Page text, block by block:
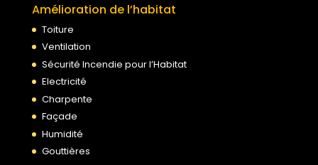
Amélioration de l’habitat
Toiture
Ventilation
Sécurité Incendie pour l’Habitat
Electricité
Charpente
Façade
Humidité
Gouttières